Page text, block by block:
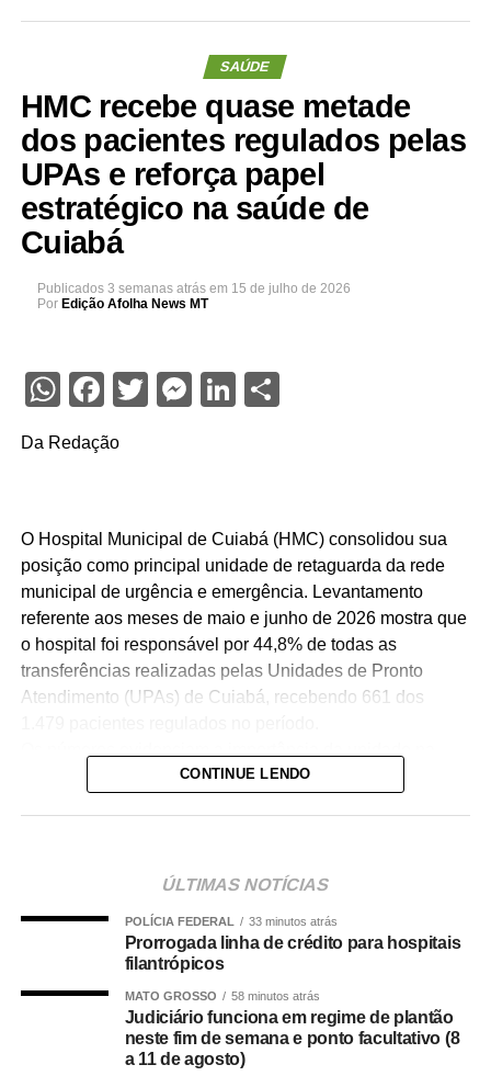
SAÚDE
HMC recebe quase metade
dos pacientes regulados pelas
UPAs e reforça papel
estratégico na saúde de
Cuiabá
Publicados 3 semanas atrás em 15 de julho de 2026
Por Edição Afolha News MT
WhatsApp
Facebook
Twitter
Messenger
LinkedIn
Share
Da Redação
O Hospital Municipal de Cuiabá (HMC) consolidou sua
posição como principal unidade de retaguarda da rede
municipal de urgência e emergência. Levantamento
referente aos meses de maio e junho de 2026 mostra que
o hospital foi responsável por 44,8% de todas as
transferências realizadas pelas Unidades de Pronto
Atendimento (UPAs) de Cuiabá, recebendo 661 dos
organização da assistência hospitalar. Sozinho, o HMC
de pacientes e desafogar as UPAs.
destacou que os resultados refletem o fortalecimento da
rede pública de saúde.
“Os números demonstram que o Hospital Municipal de
Cuiabá cumpre um papel essencial na organização da
nossa rede de urgência e emergência. Ser responsável
por praticamente metade das transferências das UPAs
CONTINUE LENDO
ÚLTIMAS NOTÍCIAS
POLÍCIA FEDERAL 33 minutos atrás
Prorrogada linha de crédito para hospitais
filantrópicos
MATO GROSSO 58 minutos atrás
Judiciário funciona em regime de plantão
neste fim de semana e ponto facultativo (8
a 11 de agosto)